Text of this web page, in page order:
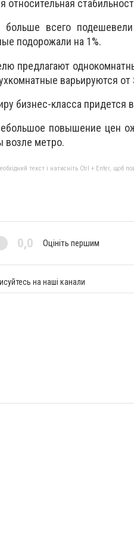
относительная
всего
подорожали на 1%.
предлагают
варьируются
бизнес-класса придется
повышение цен
возле метро.
текст і натисніть Ctrl + Enter, щоб
0,0 Оцініть першим
на наші канали